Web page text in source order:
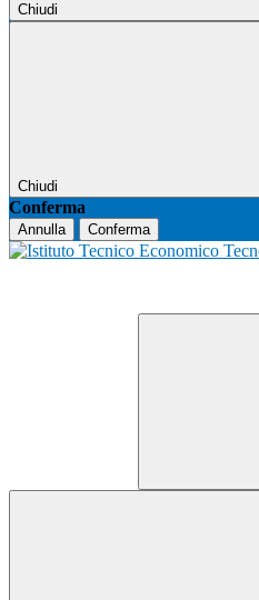
Chiudi
Chiudi
Conferma
Annulla Conferma